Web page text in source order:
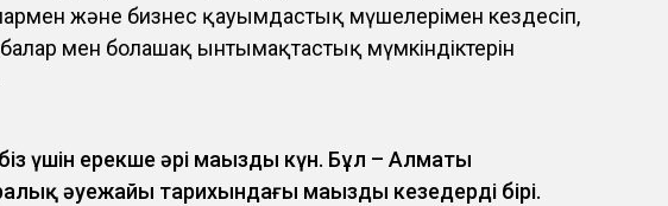
және бизнес қауымдастық мүшелерімен кездесіп,
мен болашақ ынтымақтастық мүмкіндіктерін
біз үшін ерекше әрі маңызды күн. Бұл – Алматы
әуежайы тарихындағы маңызды кезеңдердің бірі.